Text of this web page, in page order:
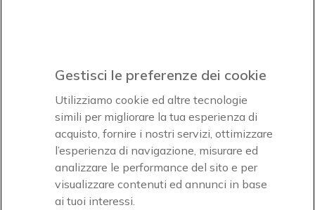
Accettiamo
Onedirect, azienda del gruppo INCEPT
Gestisci le preferenze dei cookie
Utilizziamo cookie ed altre tecnologie
simili per migliorare la tua esperienza di
acquisto, fornire i nostri servizi, ottimizzare
l’esperienza di navigazione, misurare ed
analizzare le performance del sito e per
visualizzare contenuti ed annunci in base
ai tuoi interessi.